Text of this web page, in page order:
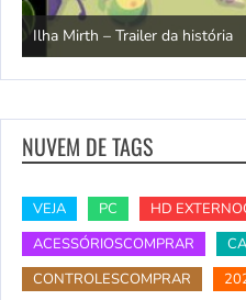
Ilha Mirth – Trailer da história
NUVEM DE TAGS
VEJA PC HD
ACESSÓRIOSCOMPRAR
CONTROLESCOMPRAR